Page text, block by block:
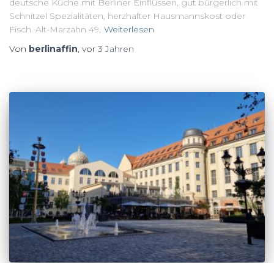
deutsche Küche mit Berliner Einflüssen, gut bürgerlich mit
Schnitzel Spezialitäten, herzhafter Hausmannskost oder
Fisch. Alt-Marzahn 49, Weiterlesen
Von berlinaffin, vor 3 Jahren